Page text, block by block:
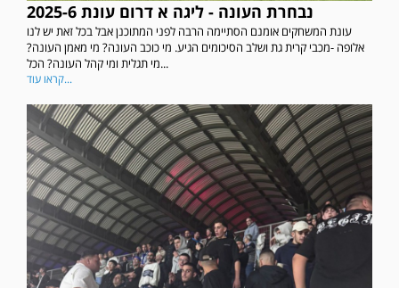
נבחרת העונה - ליגה א דרום עונת 2025-6
עונת המשחקים אומנם הסתיימה הרבה לפני המתוכנן אבל בכל זאת יש לנו
אלופה -מכבי קרית גת ושלב הסיכומים הגיע. מי כוכב העונה? מי מאמן העונה?
מי תגלית ומי קהל העונה? הכל...
קראו עוד...